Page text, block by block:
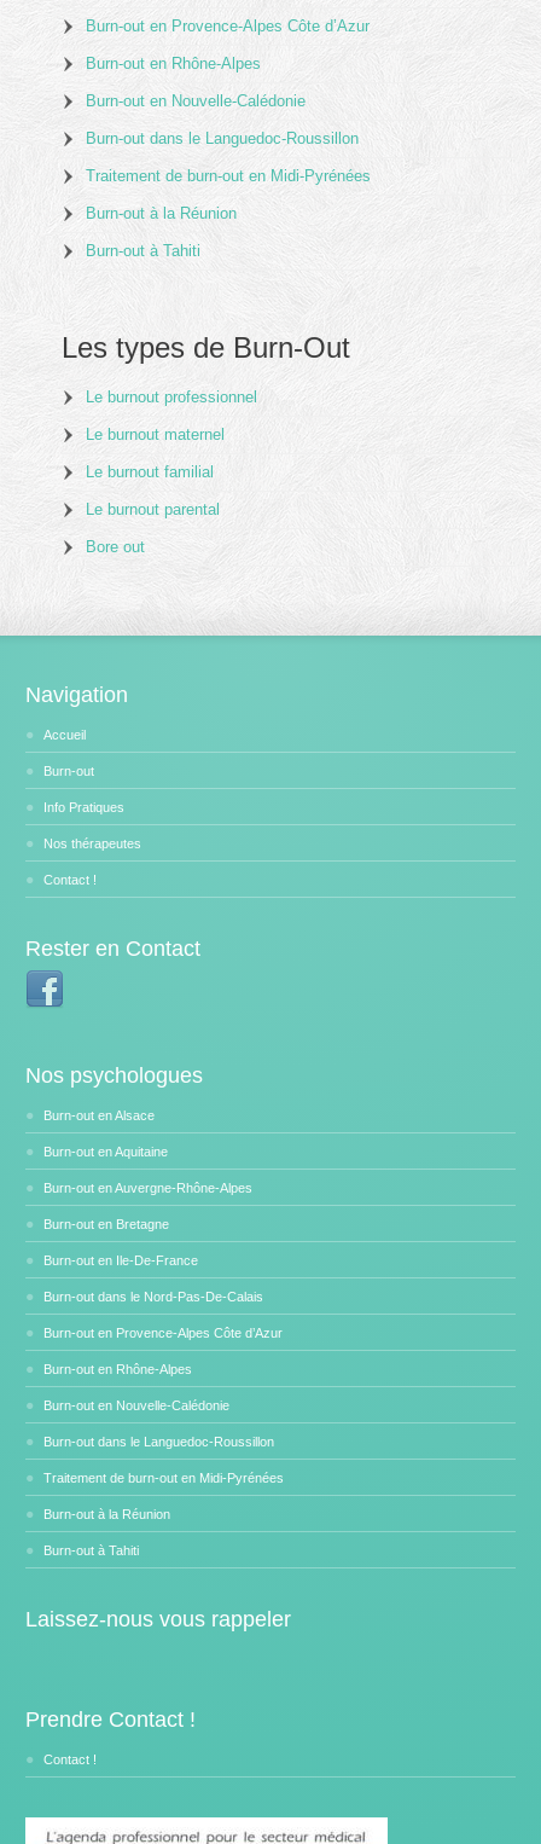
Burn-out en Provence-Alpes Côte d’Azur
Burn-out en Rhône-Alpes
Burn-out en Nouvelle-Calédonie
Burn-out dans le Languedoc-Roussillon
Traitement de burn-out en Midi-Pyrénées
Burn-out à la Réunion
Burn-out à Tahiti
Les types de Burn-Out
Le burnout professionnel
Le burnout maternel
Le burnout familial
Le burnout parental
Bore out
Navigation
Accueil
Burn-out
Info Pratiques
Nos thérapeutes
Contact !
Rester en Contact
Nos psychologues
Burn-out en Alsace
Burn-out en Aquitaine
Burn-out en Auvergne-Rhône-Alpes
Burn-out en Bretagne
Burn-out en Ile-De-France
Burn-out dans le Nord-Pas-De-Calais
Burn-out en Provence-Alpes Côte d’Azur
Burn-out en Rhône-Alpes
Burn-out en Nouvelle-Calédonie
Burn-out dans le Languedoc-Roussillon
Traitement de burn-out en Midi-Pyrénées
Burn-out à la Réunion
Burn-out à Tahiti
Laissez-nous vous rappeler
Prendre Contact !
Contact !